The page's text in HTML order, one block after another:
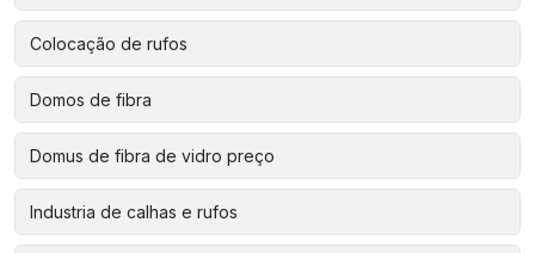
Colocação de rufos
Domos de fibra
Domus de fibra de vidro preço
Industria de calhas e rufos